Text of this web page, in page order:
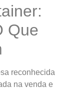
Que
reconhecida
na venda e